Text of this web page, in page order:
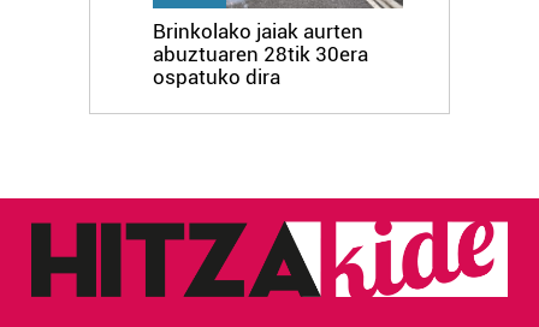
Brinkolako jaiak aurten
abuztuaren 28tik 30era
ospatuko dira